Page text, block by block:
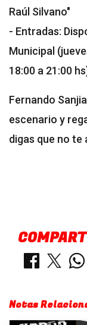
Raúl Silvano"
- Entradas:
Municipal
18:00 a 21:00
Fernando
escenario y
digas que no te
Notas